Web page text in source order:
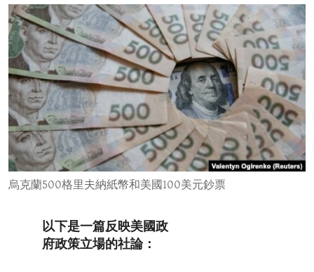
Skip
to
Search
AMERICAS
ASIA
EUROPE
MIDDLE EAST
HUMAN RIGHTS
SECURITY AND DEFENSE
AID AND DEVELOPMENT
DEMOCRACY AND GOVERNANCE
ECONOMY AND TRADE
ENVIRONMENT AND HEALTH
IDEALS AND INSTITUTIONS
ARCHIVE
ABOUT US
FOLLOW US
烏克蘭500格里夫納紙幣和美國100美元鈔票
以下是一篇反映美國政
府政策立場的社論：